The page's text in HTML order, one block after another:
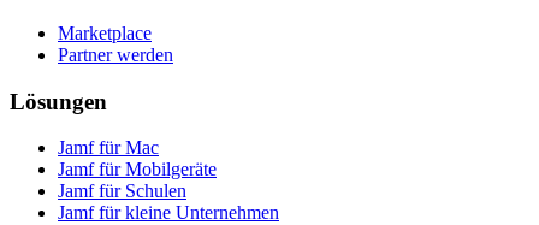
Marketplace
Partner werden
Lösungen
Jamf für Mac
Jamf für Mobilgeräte
Jamf für Schulen
Jamf für kleine Unternehmen